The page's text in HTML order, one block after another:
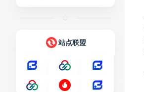
站点联盟